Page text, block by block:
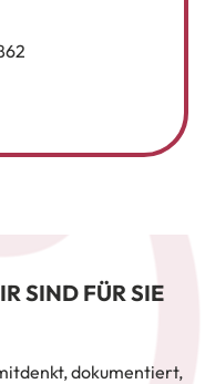
SIND FÜR SIE
dokumentiert,